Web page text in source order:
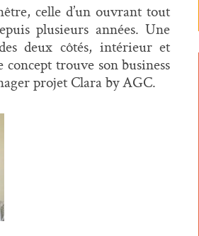
celle d’un ouvrant tout
plusieurs années. Une
deux côtés, intérieur et
trouve son business
projet Clara by AGC.